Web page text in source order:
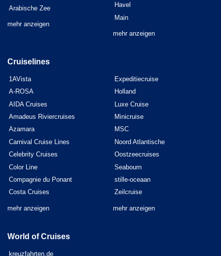
Arabische Zee
mehr anzeigen
Havel
Main
mehr anzeigen
Cruiselines
1AVista
A-ROSA
AIDA Cruises
Amadeus Riviercruises
Azamara
Carnival Cruise Lines
Celebrity Cruises
Color Line
Compagnie du Ponant
Costa Cruises
mehr anzeigen
Expeditiecruise
Holland
Luxe Cruise
Minicruise
MSC
Noord Atlantische
Oostzeecruises
Seabourn
stille-oceaan
Zeilcruise
mehr anzeigen
World of Cruises
kreuzfahrten.de